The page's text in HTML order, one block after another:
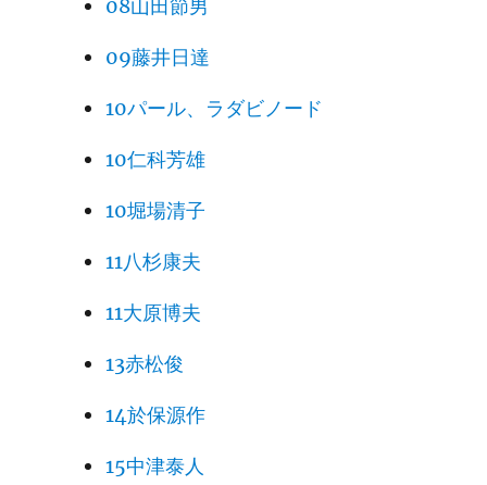
08山田節男
09藤井日達
10パール、ラダビノード
10仁科芳雄
10堀場清子
11八杉康夫
11大原博夫
13赤松俊
14於保源作
15中津泰人